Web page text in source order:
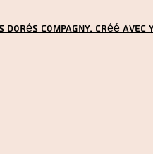
Compagny. Créé avec